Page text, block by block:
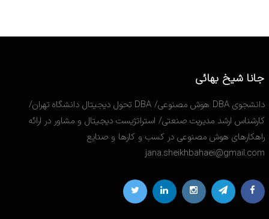
جانا شیخ بهائی
دانشجوی DBA هوش مصنوعی/ DBA تحول دیجیتال دانشگاه تهران/
کارشناس ارشد مدیریت صنعتی/ استراتژیست دیجیتال و مشاور در ارائه
راهکارهای هوش مصنوعی در کسب و کارها و صنایع
jana.sheikhbahaei@gmail.com